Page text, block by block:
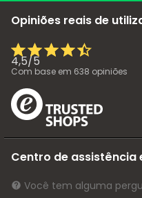
Opiniões reais de
4,5/5
Com base em 638 opiniões
Centro de assistência
Você tem alguma